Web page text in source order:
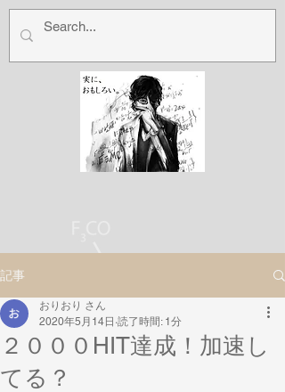
記事
２０００HIT達成！加速し
てる？
おりおり さん
2020年5月14日 読了時間: 1分